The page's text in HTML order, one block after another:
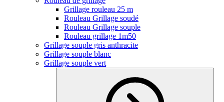
Grillage rouleau 25 m
Rouleau Grillage soudé
Rouleau Grillage souple
Rouleau grillage 1m50
Grillage souple gris anthracite
Grillage souple blanc
Grillage souple vert